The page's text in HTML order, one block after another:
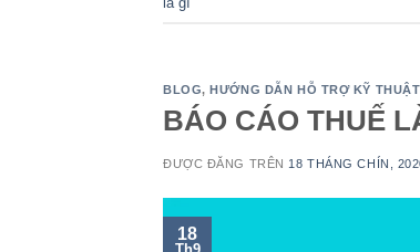
BLOG, HƯỚNG DẪN HỖ TRỢ KỸ THUẬT
BÁO CÁO THUẾ
ĐƯỢC ĐĂNG TRÊN 18 THÁNG CHÍN,
18